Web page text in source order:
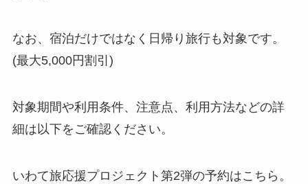
なお、宿泊だけではなく日帰り旅行も対象です。
(最大5,000円割引)
対象期間や利用条件、注意点、利用方法などの詳
細は以下をご確認ください。
いわて旅応援プロジェクト第2弾の予約はこちら。